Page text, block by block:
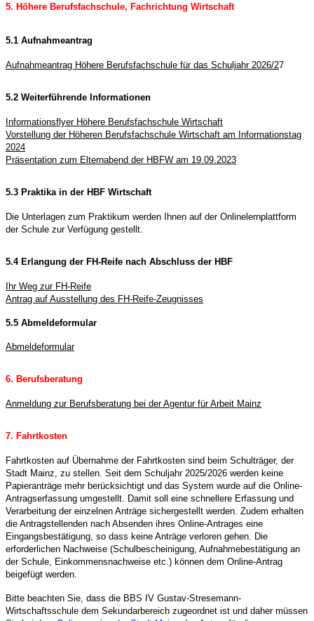
5. Höhere Berufsfachschule, Fachrichtung Wirtschaft
5.1 Aufnahmeantrag
Aufnahmeantrag Höhere Berufsfachschule für das Schuljahr 2026/27
5.2 Weiterführende Informationen
Informationsflyer Höhere Berufsfachschule Wirtschaft
Vorstellung der Höheren Berufsfachschule Wirtschaft am Informationstag
2024
Präsentation zum Elternabend der HBFW am 19.09.2023
5.3 Praktika in der HBF Wirtschaft
Die Unterlagen zum Praktikum werden Ihnen auf der Onlinelernplattform
der Schule zur Verfügung gestellt.
5.4 Erlangung der FH-Reife nach Abschluss der HBF
Ihr Weg zur FH-Reife
Antrag auf Ausstellung des FH-Reife-Zeugnisses
5.5 Abmeldeformular
Abmeldeformular
6. Berufsberatung
Anmeldung zur Berufsberatung bei der Agentur für Arbeit Mainz
7. Fahrtkosten
Fahrtkosten auf Übernahme der Fahrtkosten sind beim Schulträger, der
Stadt Mainz, zu stellen. Seit dem Schuljahr 2025/2026 werden keine
Papieranträge mehr berücksichtigt und das System wurde auf die Online-
Antragserfassung umgestellt. Damit soll eine schnellere Erfassung und
Verarbeitung der einzelnen Anträge sichergestellt werden. Zudem erhalten
die Antragstellenden nach Absenden ihres Online-Antrages eine
Eingangsbestätigung, so dass keine Anträge verloren gehen. Die
erforderlichen Nachweise (Schulbescheinigung, Aufnahmebestätigung an
der Schule, Einkommensnachweise etc.) können dem Online-Antrag
beigefügt werden.
Bitte beachten Sie, dass die BBS IV Gustav-Stresemann-
Wirtschaftsschule dem Sekundarbereich zugeordnet ist und daher müssen